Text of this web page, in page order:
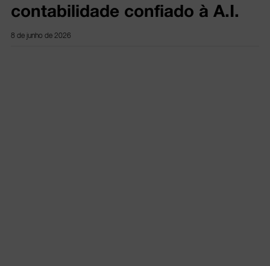
contabilidade confiado à A.I.
8 de junho de 2026